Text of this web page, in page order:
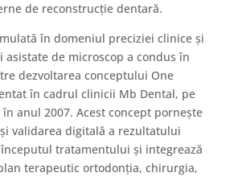
de reconstrucție dentară.
în domeniul preciziei clinice și
asistate de microscop a condus în
dezvoltarea conceptului One
în cadrul clinicii Mb Dental, pe
anul 2007. Acest concept pornește
validarea digitală a rezultatului
tratamentului și integrează
terapeutic ortodonția, chirurgia,